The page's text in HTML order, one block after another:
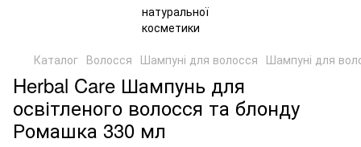
Каталог Волосся Шампуні для волосся Шампуні для
Herbal Care Шампунь для
освітленого волосся та блонду
Ромашка 330 мл